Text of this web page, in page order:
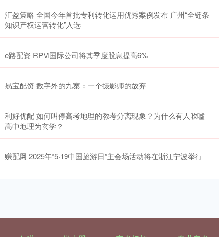
汇盈策略 全国今年首批专利转化运用优秀案例发布 广州“全链条
知识产权运营转化”入选
e路配资 RPM国际公司将其季度股息提高6%
易宝配资 数字外的九寨：一个摄影师的放弃
利好优配 如何叫停高考地理的教考分离现象？为什么有人吹嘘
高中地理为玄学？
赚配网 2025年“5·19中国旅游日”主会场活动将在浙江宁波举行